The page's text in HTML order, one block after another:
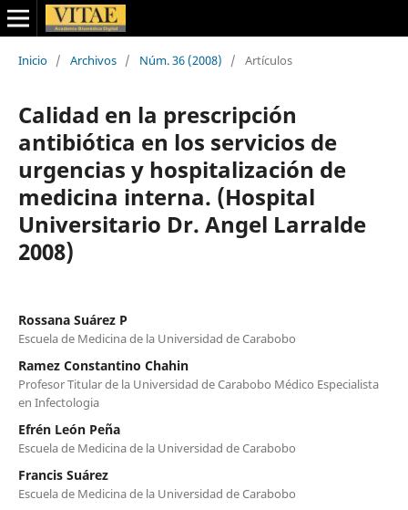
Inicio / Archivos / Núm. 36 (2008) / Artículos
Calidad en la prescripción
antibiótica en los servicios de
urgencias y hospitalización de
medicina interna. (Hospital
Universitario Dr. Angel Larralde
2008)
Rossana Suárez P
Escuela de Medicina de la Universidad de Carabobo
Ramez Constantino Chahin
Profesor Titular de la Universidad de Carabobo Médico Especialista
en Infectologia
Efrén León Peña
Escuela de Medicina de la Universidad de Carabobo
Francis Suárez
Escuela de Medicina de la Universidad de Carabobo